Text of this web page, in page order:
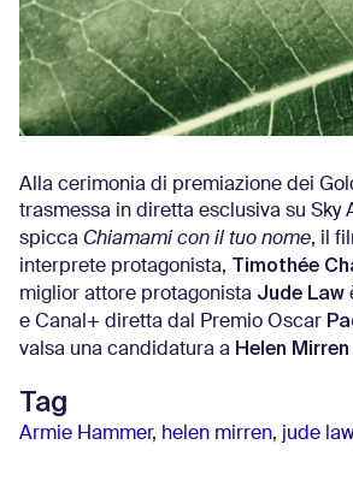
Alla cerimonia di premiazione dei
trasmessa in diretta esclusiva su
spicca Chiamami con il tuo nome, il
interprete protagonista, Timothée
miglior attore protagonista Jude Law
e Canal+ diretta dal Premio Oscar
valsa una candidatura a Helen Mirren
Tag
Armie Hammer, helen mirren, jude law